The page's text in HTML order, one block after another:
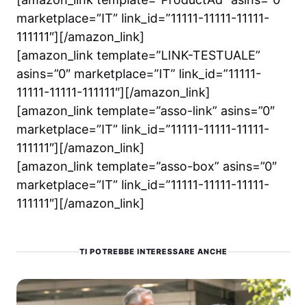
marketplace=”IT” link_id=”11111-11111-11111-
111111″][/amazon_link]
[amazon_link template=”LINK-TESTUALE”
asins=”0″ marketplace=”IT” link_id=”11111-
11111-11111-111111″][/amazon_link]
[amazon_link template=”asso-link” asins=”0″
marketplace=”IT” link_id=”11111-11111-11111-
111111″][/amazon_link]
[amazon_link template=”asso-box” asins=”0″
marketplace=”IT” link_id=”11111-11111-11111-
111111″][/amazon_link]
TI POTREBBE INTERESSARE ANCHE